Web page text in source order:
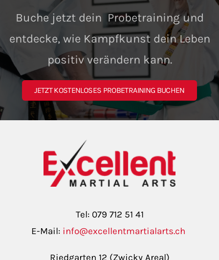
Buche jetzt dein Probetraining und
entdecke, wie Kampfkunst dein Leben
positiv verändern kann.
JETZT KOSTENLOSES PROBETRAINING BUCHEN
Tel: 079 712 51 41
E-Mail: info@excellentmartialarts.ch
Riedgarten 12 (Zwicky Areal)